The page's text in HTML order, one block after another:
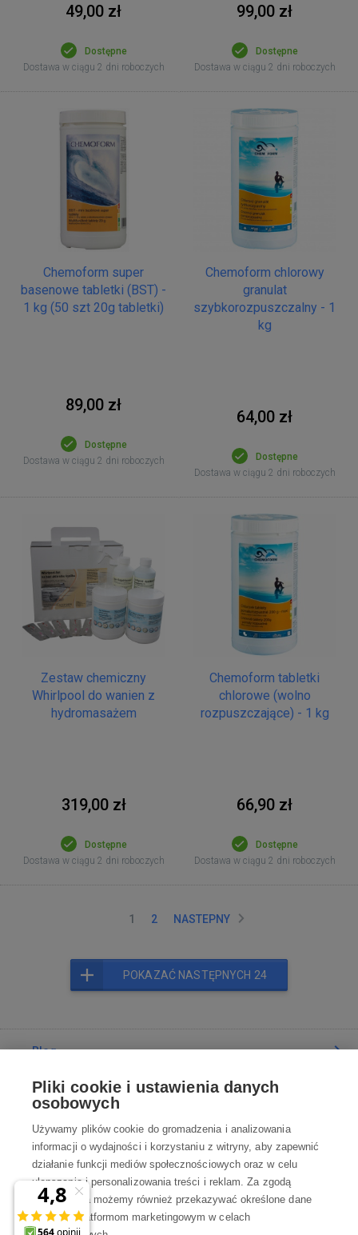
49,00 zł
Dostępne
Dostawa w ciągu 2 dni roboczych
99,00 zł
Dostępne
Dostawa w ciągu 2 dni roboczych
Chemoform super
basenowe tabletki (BST) -
1 kg (50 szt 20g tabletki)
89,00 zł
Dostępne
Dostawa w ciągu 2 dni roboczych
Chemoform chlorowy
granulat
szybkorozpuszczalny - 1
kg
64,00 zł
Dostępne
Dostawa w ciągu 2 dni roboczych
Zestaw chemiczny
Whirlpool do wanien z
hydromasażem
319,00 zł
Dostępne
Dostawa w ciągu 2 dni roboczych
Chemoform tabletki
chlorowe (wolno
rozpuszczające) - 1 kg
66,90 zł
Dostępne
Dostawa w ciągu 2 dni roboczych
1 2 NASTEPNY
POKAZAĆ NASTĘPNYCH 24
Blog
Poradnia
Wszystko o zakupach
Kontakt
Pliki cookie i ustawienia danych
osobowych
Używamy plików cookie do gromadzenia i analizowania
informacji o wydajności i korzystaniu z witryny, aby zapewnić
działanie funkcji mediów społecznościowych oraz w celu
ulepszania i personalizowania treści i reklam. Za zgodą
użytkownika możemy również przekazywać określone dane
osobowe platformom marketingowym w celach